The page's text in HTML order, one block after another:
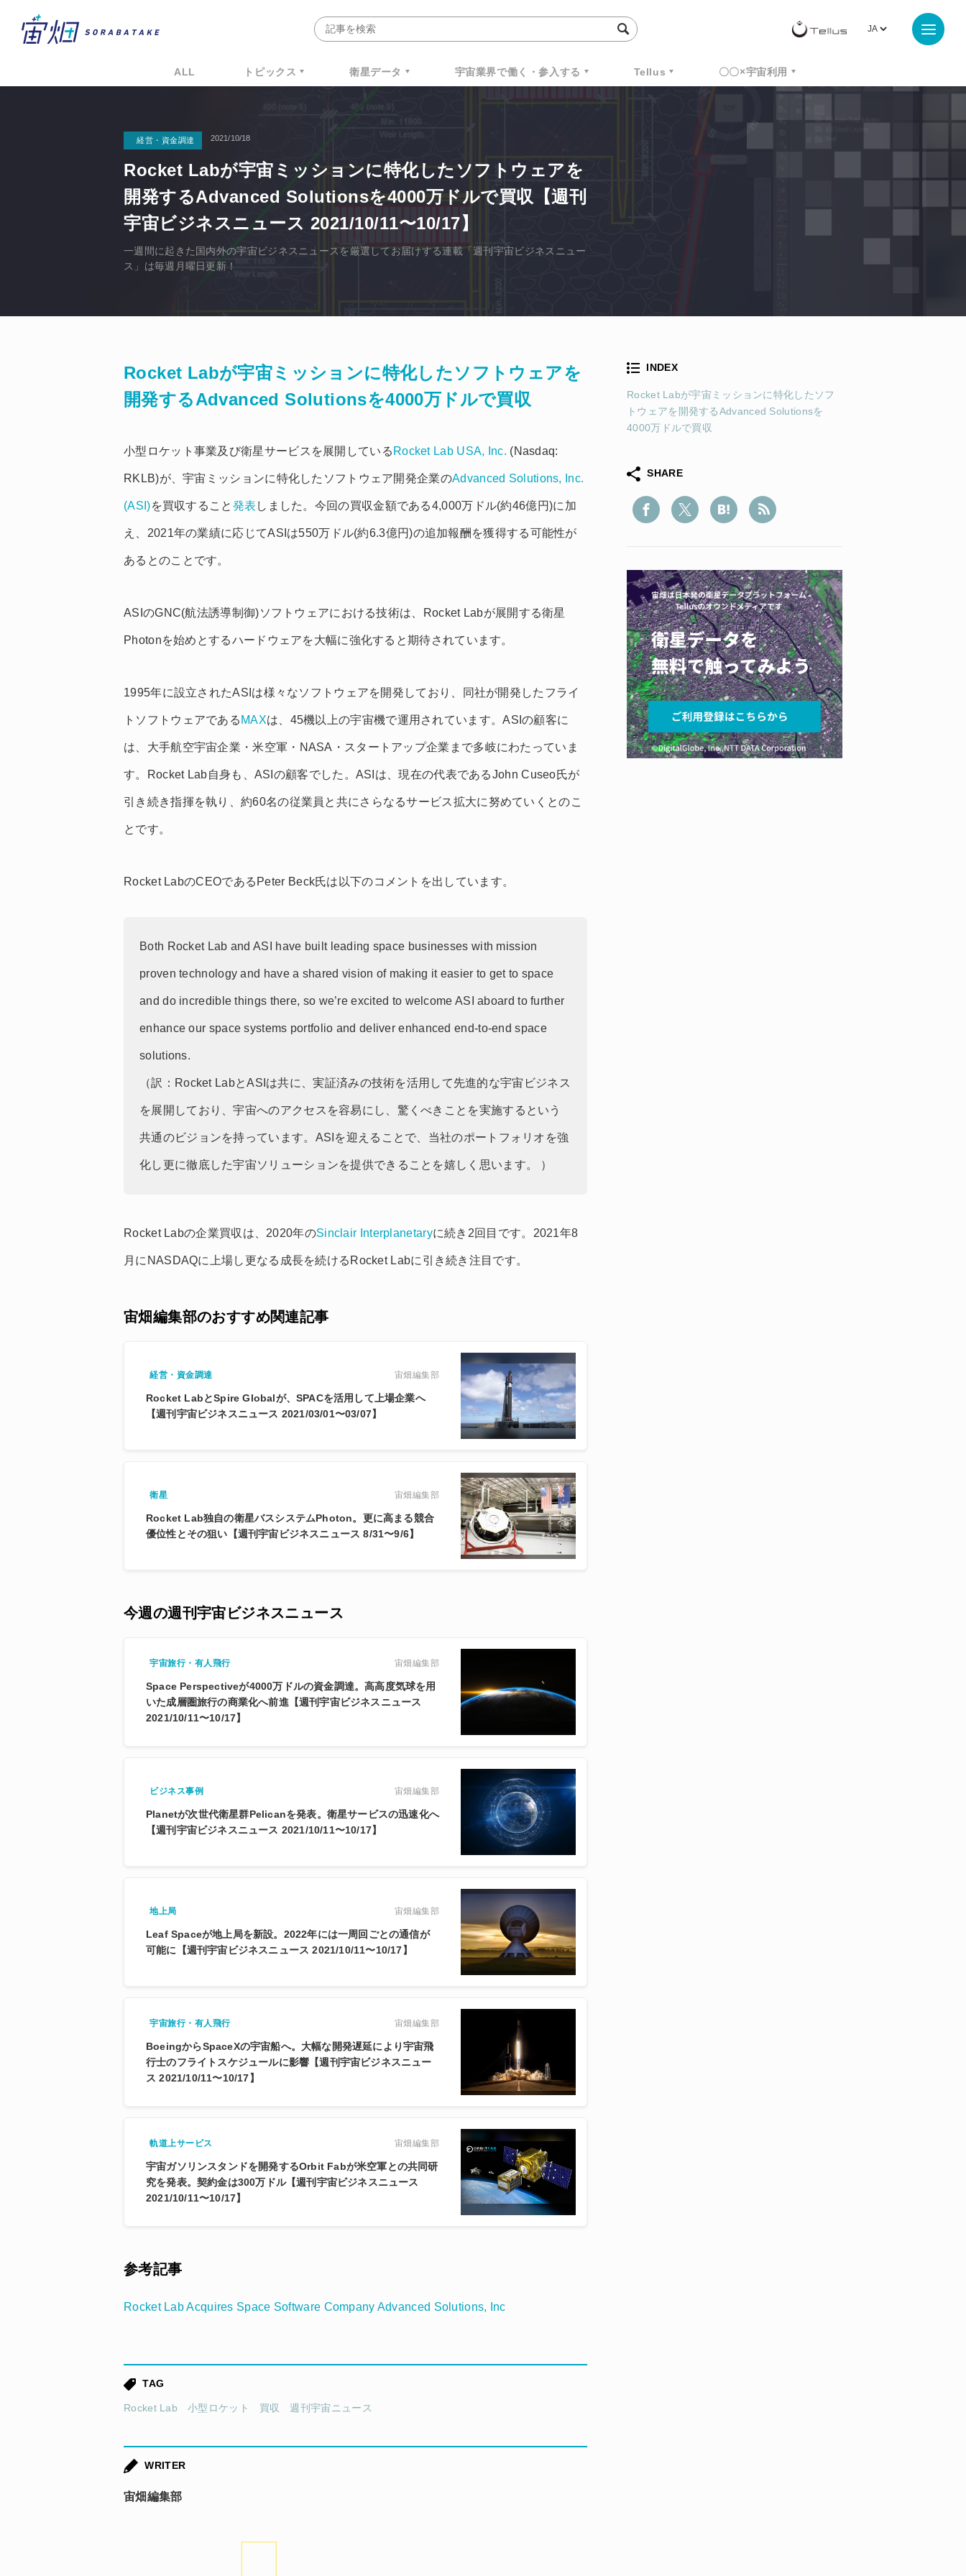
ALL トピックス 衛星データ 宇宙業界で働く・参入する Tellus 〇〇×宇宙利用
経営・資金調達 2021/10/18
Rocket Labが宇宙ミッションに特化したソフトウェアを
開発するAdvanced Solutionsを4000万ドルで買収【週刊
宇宙ビジネスニュース 2021/10/11〜10/17】
一週間に起きた国内外の宇宙ビジネスニュースを厳選してお届けする連載「週刊宇宙ビジネスニュー
ス」は毎週月曜日更新！
Rocket Labが宇宙ミッションに特化したソフトウェアを
開発するAdvanced Solutionsを4000万ドルで買収
小型ロケット事業及び衛星サービスを展開している Rocket Lab USA, Inc. (Nasdaq:
RKLB)が、宇宙ミッションに特化したソフトウェア開発企業のAdvanced Solutions, Inc.
(ASI)を買収すること 発表 しました。今回の買収金額である4,000万ドル(約46億円)に加
え、2021年の業績に応じてASIは550万ドル(約6.3億円)の追加報酬を獲得する可能性が
あるとのことです。
ASIのGNC(航法誘導制御)ソフトウェアにおける技術は、Rocket Labが展開する衛星
Photonを始めとするハードウェアを大幅に強化すると期待されています。
1995年に設立されたASIは様々なソフトウェアを開発しており、同社が開発したフライ
トソフトウェアである MAXは、45機以上の宇宙機で運用されています。ASIの顧客に
は、大手航空宇宙企業・米空軍・NASA・スタートアップ企業まで多岐にわたっていま
す。Rocket Lab自身も、ASIの顧客でした。 ASIは、現在の代表であるJohn Cuseo氏が
引き続き指揮を執り、約60名の従業員と共にさらなるサービス拡大に努めていくとのこ
とです。
Rocket LabのCEOであるPeter Beck氏は以下のコメントを出しています。
Both Rocket Lab and ASI have built leading space businesses with mission
proven technology and have a shared vision of making it easier to get to space
and do incredible things there, so we’re excited to welcome ASI aboard to further
enhance our space systems portfolio and deliver enhanced end-to-end space
solutions.
（訳：Rocket LabとASIは共に、実証済みの技術を活用して先進的な宇宙ビジネス
を展開しており、宇宙へのアクセスを容易にし、驚くべきことを実施するという
共通のビジョンを持っています。ASIを迎えることで、当社のポートフォリオを強
化し更に徹底した宇宙ソリューションを提供できることを嬉しく思います。 ）
Rocket Labの企業買収は、2020年のSinclair Interplanetaryに続き2回目です。2021年8
月にNASDAQに上場し更なる成長を続けるRocket Labに引き続き注目です。
宙畑編集部のおすすめ関連記事
経営・資金調達 宙畑編集部
Rocket LabとSpire Globalが、SPACを活用して上場企業へ
【週刊宇宙ビジネスニュース 2021/03/01〜03/07】
衛星 宙畑編集部
Rocket Lab独自の衛星バスシステムPhoton。更に高まる競合
優位性とその狙い【週刊宇宙ビジネスニュース 8/31〜9/6】
今週の週刊宇宙ビジネスニュース
宇宙旅行・有人飛行 宙畑編集部
Space Perspectiveが4000万ドルの資金調達。高高度気球を用
いた成層圏旅行の商業化へ前進【週刊宇宙ビジネスニュース
2021/10/11〜10/17】
ビジネス事例 宙畑編集部
Planetが次世代衛星群Pelicanを発表。衛星サービスの迅速化へ
【週刊宇宙ビジネスニュース 2021/10/11〜10/17】
地上局 宙畑編集部
Leaf Spaceが地上局を新設。2022年には一周回ごとの通信が
可能に【週刊宇宙ビジネスニュース 2021/10/11〜10/17】
宇宙旅行・有人飛行 宙畑編集部
BoeingからSpaceXの宇宙船へ。大幅な開発遅延により宇宙飛
行士のフライトスケジュールに影響【週刊宇宙ビジネスニュー
ス 2021/10/11〜10/17】
軌道上サービス 宙畑編集部
宇宙ガソリンスタンドを開発するOrbit Fabが米空軍との共同研
究を発表。契約金は300万ドル【週刊宇宙ビジネスニュース
2021/10/11〜10/17】
参考記事
Rocket Lab Acquires Space Software Company Advanced Solutions, Inc
TAG
Rocket Lab 小型ロケット 買収 週刊宇宙ニュース
WRITER
宙畑編集部
INDEX
Rocket Labが宇宙ミッションに特化したソフ
トウェアを開発するAdvanced Solutionsを
4000万ドルで買収
SHARE